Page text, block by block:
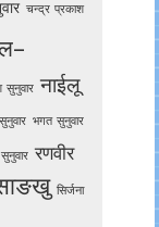
चन्द्र प्रकाश
सुनुवार नाईलू
भगत सुनुवार
रणवीर
सिर्जना